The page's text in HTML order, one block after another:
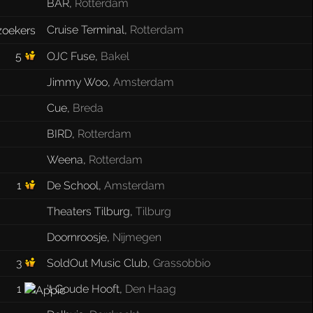
BAR, Rotterdam
Cruise Terminal, Rotterdam
5
OJC Fuse, Bakel
Jimmy Woo, Amsterdam
Cue, Breda
BIRD, Rotterdam
Weena, Rotterdam
1
De School, Amsterdam
Theaters Tilburg, Tilburg
Doornroosje, Nijmegen
3
SoldOut Music Club, Grassobbio
1
't Goude Hooft, Den Haag